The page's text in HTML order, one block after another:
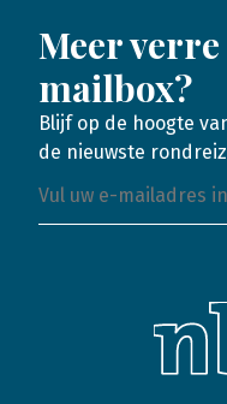
Meer
mailbox?
Blijf op de hoogte
de nieuwste